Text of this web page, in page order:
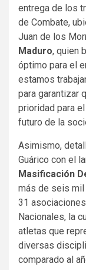
entrega de los
de Combate,
Juan de los
Maduro, quien
óptimo para el
estamos
para garantizar
prioridad para
futuro de la
Asimismo,
Guárico con el
Masificación
más de seis
31
Nacionales, la
atletas que
diversas
comparado al